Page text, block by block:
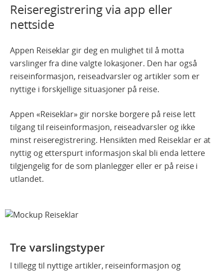
Reiseregistrering via app eller
nettside
Appen Reiseklar gir deg en mulighet til å motta
varslinger fra dine valgte lokasjoner. Den har også
reiseinformasjon, reiseadvarsler og artikler som er
nyttige i forskjellige situasjoner på reise.
Appen «Reiseklar» gir norske borgere på reise lett
tilgang til reiseinformasjon, reiseadvarsler og ikke
minst reiseregistrering. Hensikten med Reiseklar er at
nyttig og etterspurt informasjon skal bli enda lettere
tilgjengelig for de som planlegger eller er på reise i
utlandet.
Tre varslingstyper
I tillegg til nyttige artikler, reiseinformasjon og